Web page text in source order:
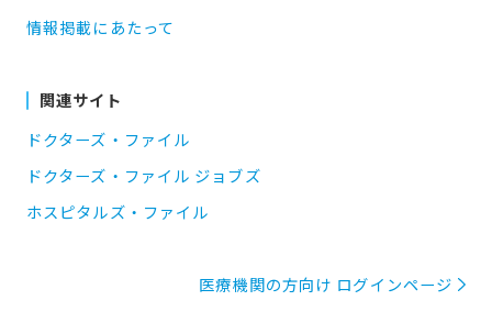
情報掲載にあたって
関連サイト
ドクターズ・ファイル
ドクターズ・ファイル ジョブズ
ホスピタルズ・ファイル
医療機関の方向け ログインページ